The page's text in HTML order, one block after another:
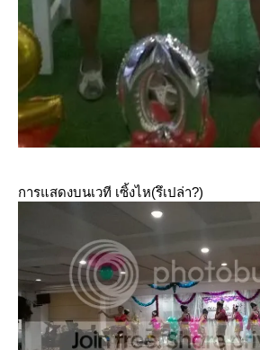
การแสดงบนเวที เซิ้งไห(รึเปล่า?)